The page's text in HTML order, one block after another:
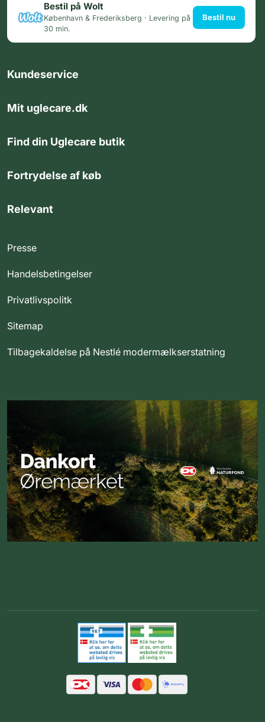
Bestil på Wolt
København & Frederiksberg · Levering på
30 min.
Bestil nu
Kundeservice
Mit uglecare.dk
Find din Uglecare butik
Fortrydelse af køb
Relevant
Presse
Handelsbetingelser
Privatlivspolitk
Sitemap
Tilbagekaldelse på Nestlé modermælkserstatning